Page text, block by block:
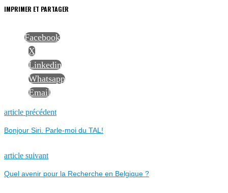
IMPRIMER ET PARTAGER
Facebook
X
Linkedin
Whatsapp
Email
NAVIGATION
DE
L’ARTICLE
article précédentPrevious
Bonjour Siri. Parle-moi du TAL!
article suivantNext
Quel avenir pour la Recherche en Belgique ?